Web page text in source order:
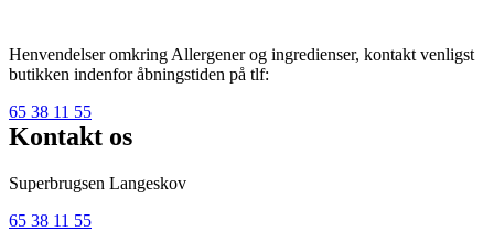
Henvendelser omkring Allergener og ingredienser, kontakt venligst
butikken indenfor åbningstiden på tlf:
65 38 11 55
Kontakt os
Superbrugsen Langeskov
65 38 11 55